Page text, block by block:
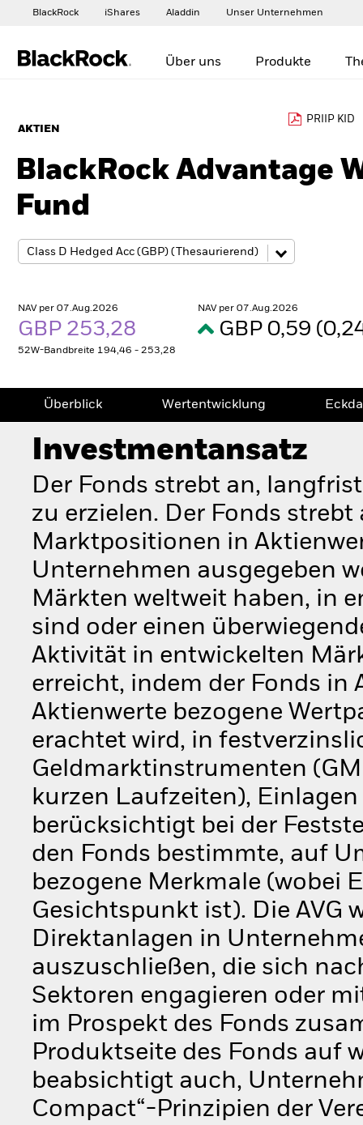
BlackRock iShares Aladdin Unser Unternehmen
Über uns Produkte
AKTIEN
PRIIP KID
BlackRock Advantage
Fund
NAV per 07.Aug.2026
GBP 253,28
52W-Bandbreite 194,46 - 253,28
NAV per 07.Aug.2026
GBP 0,59
Überblick Wertentwicklung
Investmentansatz
Der Fonds strebt an,
zu erzielen. Der Fonds
Marktpositionen in
Unternehmen ausgegeben
Märkten weltweit haben, in
sind oder einen
Aktivität in entwickelten
erreicht, indem der Fonds
Aktienwerte bezogene
erachtet wird, in
Geldmarktinstrumenten
kurzen Laufzeiten),
berücksichtigt bei der
den Fonds bestimmte, auf
bezogene Merkmale (wobei
Gesichtspunkt ist). Die AVG
Direktanlagen in
auszuschließen, die sich
Sektoren engagieren oder
im Prospekt des Fonds
Produktseite des Fonds auf
beabsichtigt auch,
Compact“-Prinzipien der